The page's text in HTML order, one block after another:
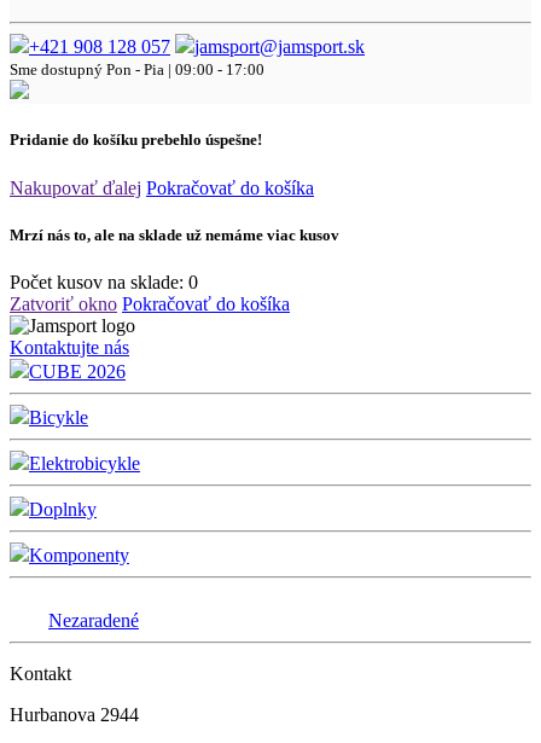
+421 908 128 057 jamsport@jamsport.sk
Sme dostupný Pon - Pia | 09:00 - 17:00
Pridanie do košíku prebehlo úspešne!
Nakupovať ďalej Pokračovať do košíka
Mrzí nás to, ale na sklade už nemáme viac kusov
Počet kusov na sklade: 0
Zatvoriť okno Pokračovať do košíka
Kontaktujte nás
CUBE 2026
Bicykle
Elektrobicykle
Doplnky
Komponenty
Nezaradené
Kontakt
Hurbanova 2944